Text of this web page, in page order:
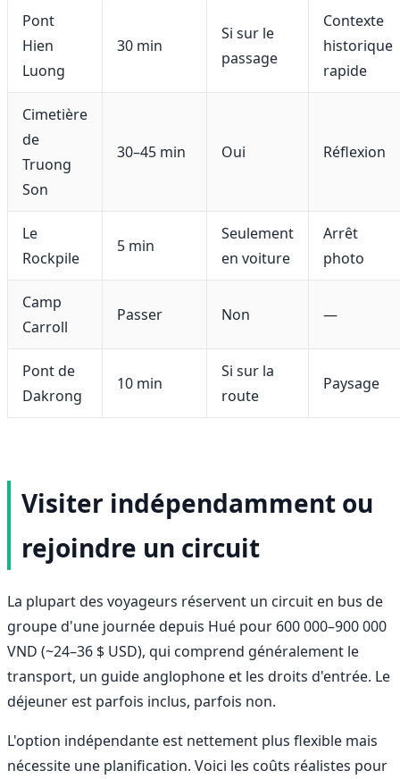
Pont
Hien
Luong
30 min
Si sur le
passage
Contexte
historique
rapide
Cimetière
de
Truong
Son
30–45 min Oui Réflexion
Le
Rockpile
5 min
Seulement
en voiture
Arrêt
photo
Camp
Carroll
Passer Non —
Pont de
Dakrong
10 min
Si sur la
route
Paysage
Visiter indépendamment ou
rejoindre un circuit
La plupart des voyageurs réservent un circuit en bus de
groupe d'une journée depuis Hué pour 600 000–900 000
VND (~24–36 $ USD), qui comprend généralement le
transport, un guide anglophone et les droits d'entrée. Le
déjeuner est parfois inclus, parfois non.
L'option indépendante est nettement plus flexible mais
nécessite une planification. Voici les coûts réalistes pour